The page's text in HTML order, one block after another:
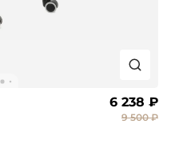
6 238 ₽
9 500 ₽